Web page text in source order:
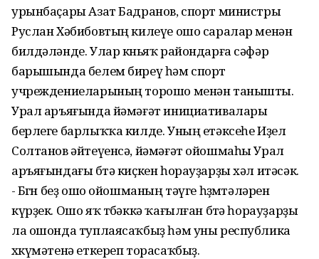
урынбаҫары Азат Бадранов, спорт министры
Руслан Хәбибовтың килеүе ошо саралар менән
билдәләнде. Улар көньяҡ райондарға сәфәр
барышында белем биреү һәм спорт
учреждениеларының торошо менән танышты.
Урал аръяғында йәмәғәт инициативалары
берлеге барлыҡҡа килде. Уның етәксеһе Иҙел
Солтанов әйтеүенсә, йәмәғәт ойошмаһы Урал
аръяғындағы бөтә киҫкен һорауҙарҙы хәл итәсәк.
- Бөгөн беҙ ошо ойошманың тәүге һөҙөмтәләрен
күрҙек. Ошо яҡ төбәккә ҡағылған бөтә һорауҙарҙы
ла ошонда туплаясаҡбыҙ һәм уны республика
хөкүмәтенә еткереп торасаҡбыҙ.